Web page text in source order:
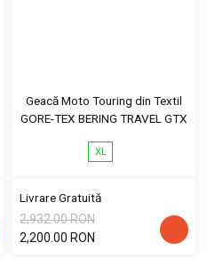
Geacă Moto Touring din Textil
GORE-TEX BERING TRAVEL GTX
XL
Livrare Gratuită
2,932.00 RON
2,200.00 RON